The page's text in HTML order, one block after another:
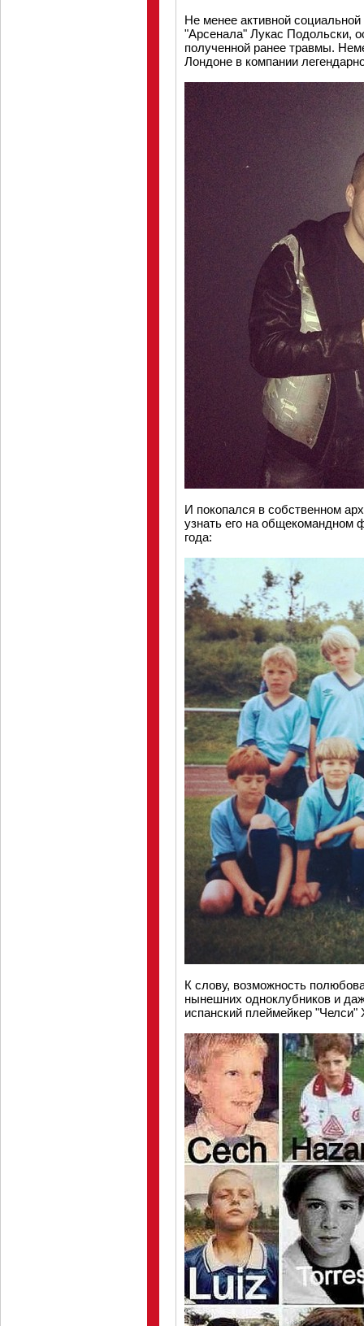
Не менее активной
"Арсенала" Лукас Подольски,
полученной ранее травмы.
Лондоне в компании
И покопался в собственном
узнать его на общекомандном
года:
К слову, возможность
нынешних одноклубников и
испанский плеймейкер